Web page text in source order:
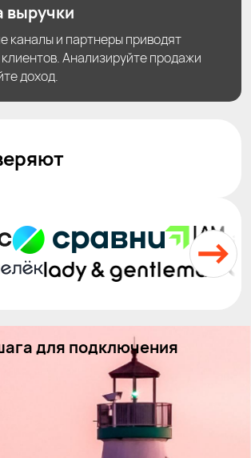
выручки
каналы и партнеры приводят
Анализируйте продажи
доход.
для подключения